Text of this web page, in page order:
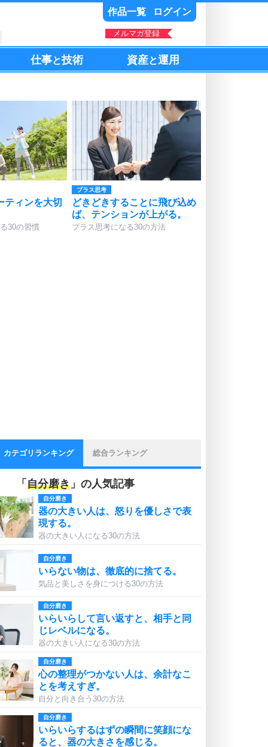
作品一覧 ログイン
メルマガ登録
仕事と技術 資産と運用
ティンを大切
30の習慣
プラス思考
どきどきすることに飛び込め
ば、テンションが上がる。
プラス思考になる30の方法
カテゴリランキング 総合ランキング
「 自分磨き 」の人気記事
自分磨き
器の大きい人は、怒りを優しさで表
現する。
器の大きい人になる30の方法
自分磨き
いらない物は、徹底的に捨てる。
気品と美しさを身につける30の方法
自分磨き
いらいらして言い返すと、相手と同
じレベルになる。
器の大きい人になる30の方法
自分磨き
心の整理がつかない人は、余計なこ
とを考えすぎ。
自分と向き合う30の方法
自分磨き
いらいらするはずの瞬間に笑顔にな
ると、器の大きさを感じる。